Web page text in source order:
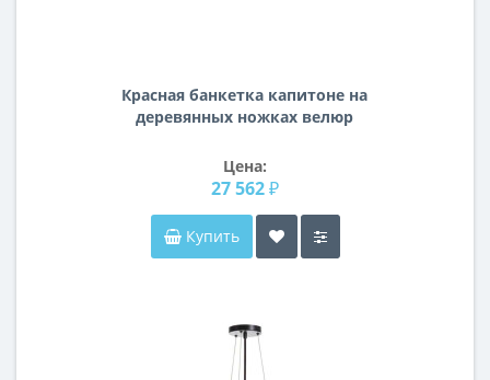
Красная банкетка капитоне на
деревянных ножках велюр
Цена:
27 562 ₽
Купить